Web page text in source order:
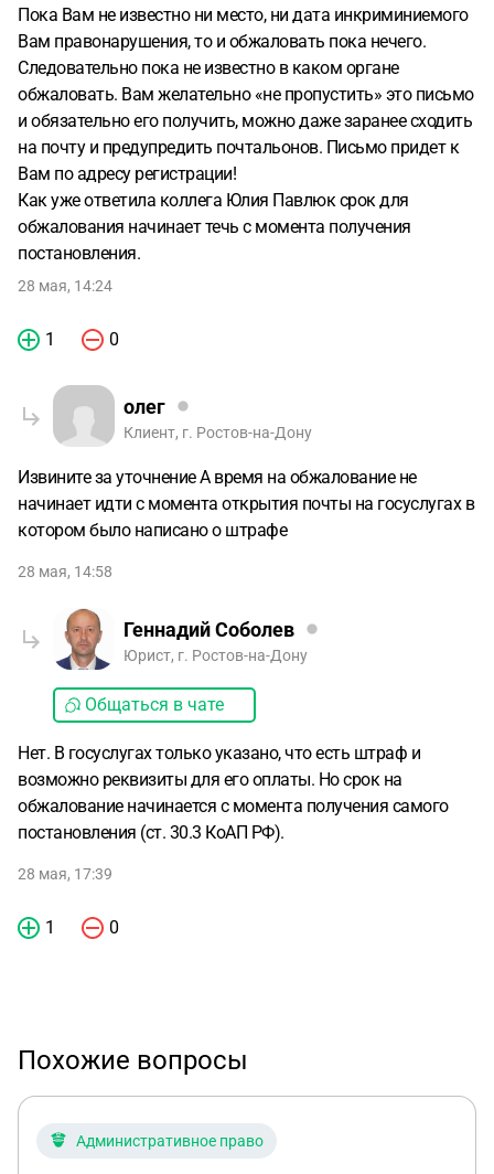
Пока Вам не известно ни место, ни дата инкриминиемого
Вам правонарушения, то и обжаловать пока нечего.
Следовательно пока не известно в каком органе
обжаловать. Вам желательно «не пропустить» это письмо
и обязательно его получить, можно даже заранее сходить
на почту и предупредить почтальонов. Письмо придет к
Вам по адресу регистрации!
Как уже ответила коллега Юлия Павлюк срок для
обжалования начинает течь с момента получения
постановления.
28 мая, 14:24
1 0
олег
Клиент, г. Ростов-на-Дону
Извините за уточнение А время на обжалование не
начинает идти с момента открытия почты на госуслугах в
котором было написано о штрафе
28 мая, 14:58
Геннадий Соболев
Юрист, г. Ростов-на-Дону
Общаться в чате
Нет. В госуслугах только указано, что есть штраф и
возможно реквизиты для его оплаты. Но срок на
обжалование начинается с момента получения самого
постановления (ст. 30.3 КоАП РФ).
28 мая, 17:39
1 0
Похожие вопросы
Административное право